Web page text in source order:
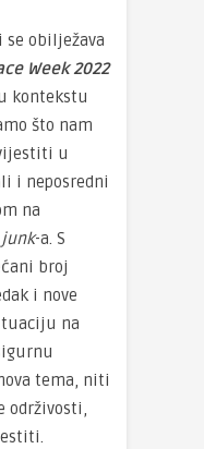
obilježava
Week 2022
kontekstu
što nam
u
i neposredni
na
-a. S
broj
i nove
na
tema, niti
održivosti,